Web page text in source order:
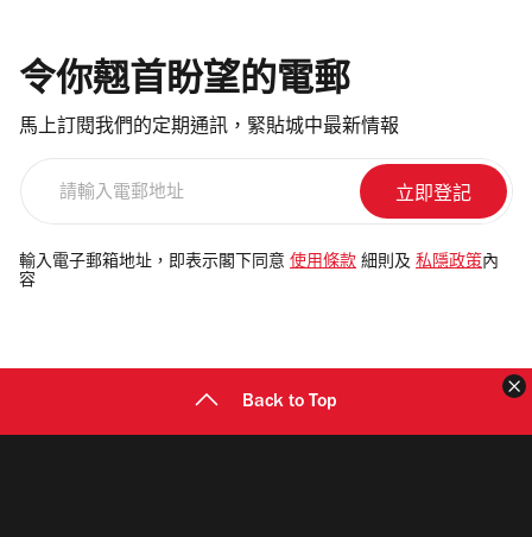
令你翹首盼望的電郵
馬上訂閱我們的定期通訊，緊貼城中最新情報
電
郵
輸入電子郵箱地址，即表示閣下同意 使用條款 細則及 私隱政策 內
容
Back to Top